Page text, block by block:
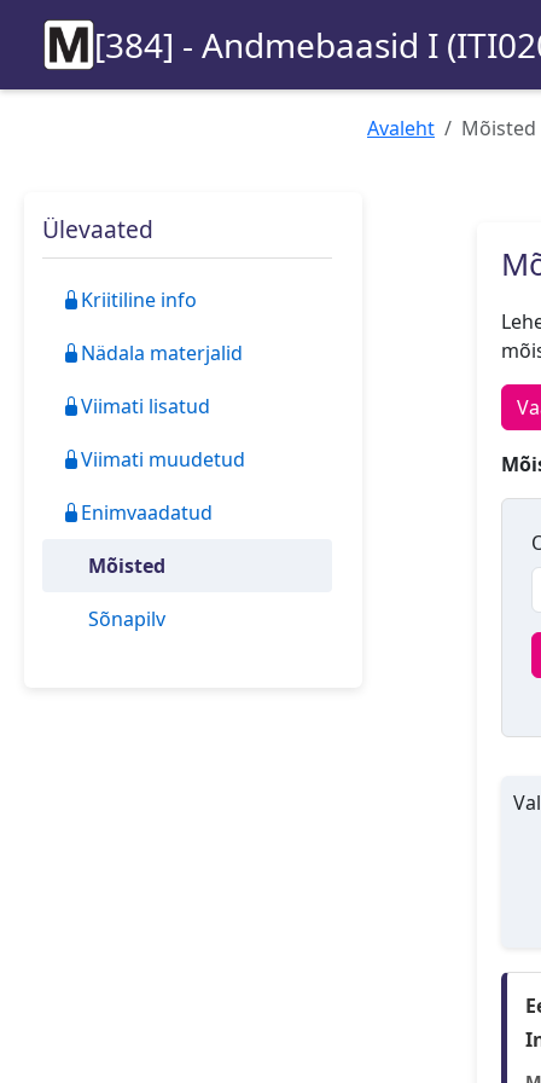
[384] - Andmebaasid I
Avaleht Mõisted
Ülevaated
Kriitiline info
Nädala materjalid
Viimati lisatud
Viimati muudetud
Enimvaadatud
Mõisted
Sõnapilv